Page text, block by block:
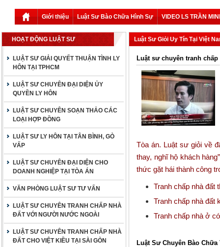
Giới thiệu Luật Sư Bào Chữa Hình Sự VIDEO LS TRẦN
HOẠT ĐỘNG LUẬT SƯ
LUẬT SƯ GIẢI QUYẾT THUẬN TÌNH LY
HÔN TẠI TPHCM
LUẬT SƯ CHUYÊN ĐẠI DIỆN ỦY
QUYỀN LY HÔN
LUẬT SƯ CHUYÊN SOẠN THẢO CÁC
LOẠI HỢP ĐỒNG
LUẬT SƯ LY HÔN TẠI TÂN BÌNH, GÒ
VẤP
LUẬT SƯ CHUYÊN ĐẠI DIỆN CHO
DOANH NGHIỆP TẠI TÒA ÁN
VĂN PHÒNG LUẬT SƯ TƯ VẤN
LUẬT SƯ CHUYÊN TRANH CHẤP NHÀ
ĐẤT VỚI NGƯỜI NƯỚC NGOÀI
LUẬT SƯ CHUYÊN TRANH CHẤP NHÀ
ĐẤT CHO VIỆT KIỀU TẠI SÀI GÒN
Luật Sư Giỏi Uy Tín Tại Việt
Luật sư chuyên tranh
Tòa án. Luật sư giỏi về
thay, nghĩ hộ khách
thức gặt hái thành công
Tranh chấp nhà đất
Tranh chấp nhà đất
Tranh chấp nhà ở
Luật Sư Chuyên Bào